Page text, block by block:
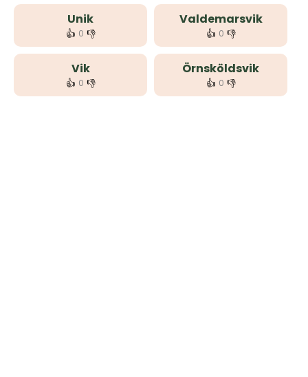
Unik
👍 0 👎
Valdemarsvik
👍 0 👎
Vik
👍 0 👎
Örnsköldsvik
👍 0 👎